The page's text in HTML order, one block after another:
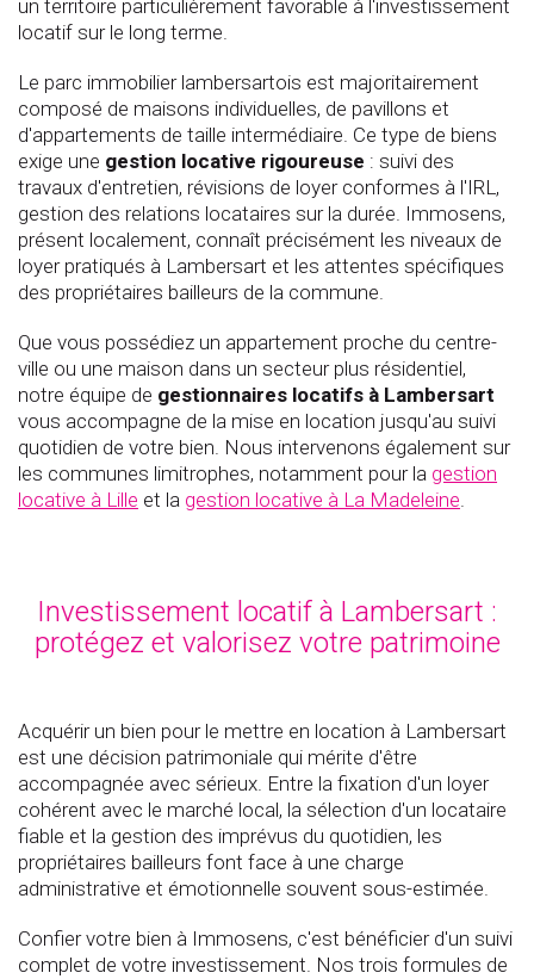
un territoire particulièrement favorable à l'investissement
locatif sur le long terme.
Le parc immobilier lambersartois est majoritairement
composé de maisons individuelles, de pavillons et
d'appartements de taille intermédiaire. Ce type de biens
exige une gestion locative rigoureuse : suivi des
travaux d'entretien, révisions de loyer conformes à l'IRL,
gestion des relations locataires sur la durée. Immosens,
présent localement, connaît précisément les niveaux de
loyer pratiqués à Lambersart et les attentes spécifiques
des propriétaires bailleurs de la commune.
Que vous possédiez un appartement proche du centre-
ville ou une maison dans un secteur plus résidentiel,
notre équipe de gestionnaires locatifs à Lambersart
vous accompagne de la mise en location jusqu'au suivi
quotidien de votre bien. Nous intervenons également sur
les communes limitrophes, notamment pour la gestion
locative à Lille et la gestion locative à La Madeleine.
Investissement locatif à Lambersart :
protégez et valorisez votre patrimoine
Acquérir un bien pour le mettre en location à Lambersart
est une décision patrimoniale qui mérite d'être
accompagnée avec sérieux. Entre la fixation d'un loyer
cohérent avec le marché local, la sélection d'un locataire
fiable et la gestion des imprévus du quotidien, les
propriétaires bailleurs font face à une charge
administrative et émotionnelle souvent sous-estimée.
Confier votre bien à Immosens, c'est bénéficier d'un suivi
complet de votre investissement. Nos trois formules de